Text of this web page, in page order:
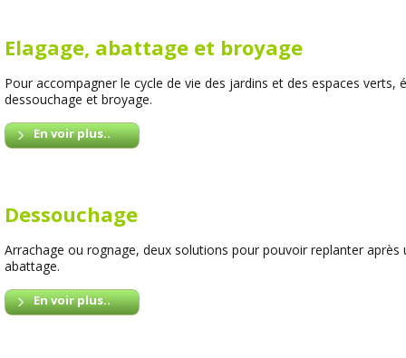
Elagage, abattage et broyage
Pour accompagner le cycle de vie des jardins et des espaces verts,
dessouchage et broyage.
En voir plus..
Dessouchage
Arrachage ou rognage, deux solutions pour pouvoir replanter après
abattage.
En voir plus..